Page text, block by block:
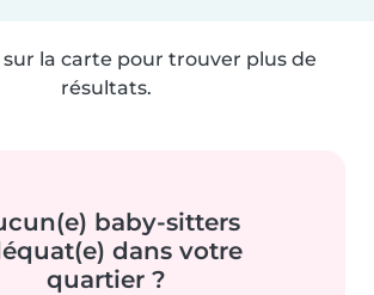
la carte pour trouver plus de
résultats.
baby-sitters
dans votre
quartier ?